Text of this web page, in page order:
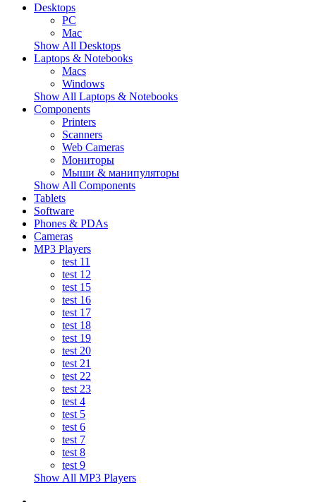
Desktops
PC
Mac
Show All Desktops
Laptops & Notebooks
Macs
Windows
Show All Laptops & Notebooks
Components
Printers
Scanners
Web Cameras
Мониторы
Мыши & манипуляторы
Show All Components
Tablets
Software
Phones & PDAs
Cameras
MP3 Players
test 11
test 12
test 15
test 16
test 17
test 18
test 19
test 20
test 21
test 22
test 23
test 4
test 5
test 6
test 7
test 8
test 9
Show All MP3 Players